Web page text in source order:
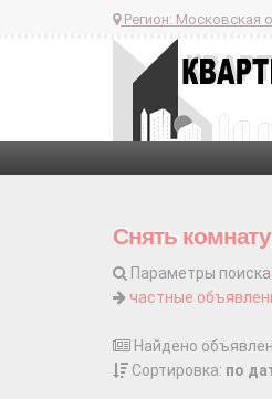
Регион: Московская
Снять
Параметры поиска:
частные
Найдено
Сортировка: по